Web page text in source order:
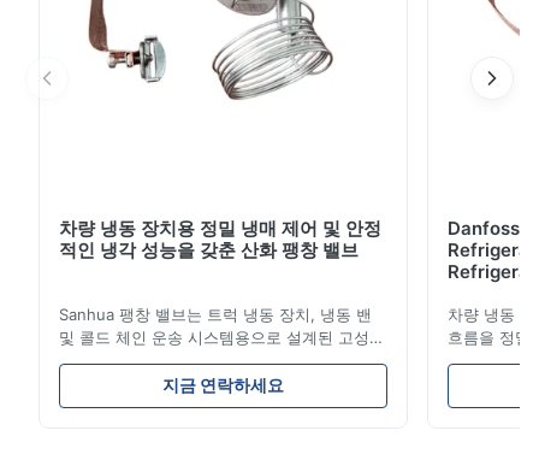
차량 냉동 장치용 정밀 냉매 제어 및 안정
적인 냉각 성능을 갖춘 산화 팽창 밸브
Sanhua 팽창 밸브는 트럭 냉동 장치, 냉동 밴
및 콜드 체인 운송 시스템용으로 설계된 고성능
냉동 제어 구성 요소입니다. 증발기로 유입되는
냉매 흐름을 정확하게 조절하여 안정적인 냉각
성능, 에너지 효율성 및 안정적인 작동을 보장
지금 연락하세요
Danfoss
차량 냉동
흐름을 정밀
과 에너지
콜드 체인